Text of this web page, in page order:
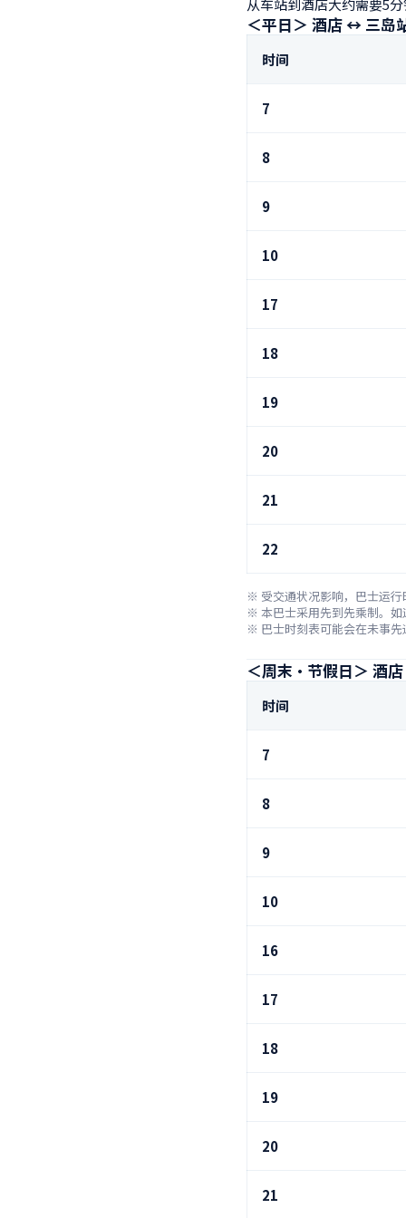
从车站到酒店大约需要5
＜平日＞ 酒店 ↔ 三岛
时间
7
8
9
10
17
18
19
20
21
22
※ 受交通状况影响，巴士运
※ 本巴士采用先到先乘制。
※ 巴士时刻表可能会在未事
＜周末・节假日＞ 酒
时间
7
8
9
10
16
17
18
19
20
21